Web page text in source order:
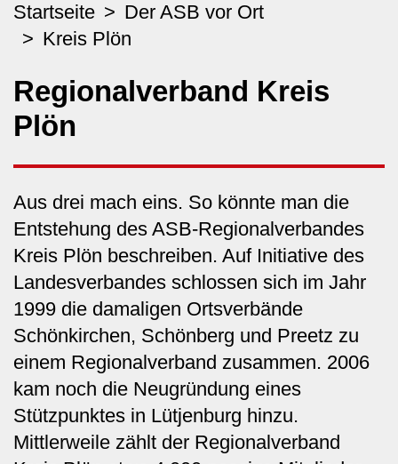
Startseite
Der ASB vor Ort
Kreis Plön
Regionalverband Kreis
Plön
Aus drei mach eins. So könnte man die
Entstehung des ASB-Regionalverbandes
Kreis Plön beschreiben. Auf Initiative des
Landesverbandes schlossen sich im Jahr
1999 die damaligen Ortsverbände
Schönkirchen, Schönberg und Preetz zu
einem Regionalverband zusammen. 2006
kam noch die Neugründung eines
Stützpunktes in Lütjenburg hinzu.
Mittlerweile zählt der Regionalverband